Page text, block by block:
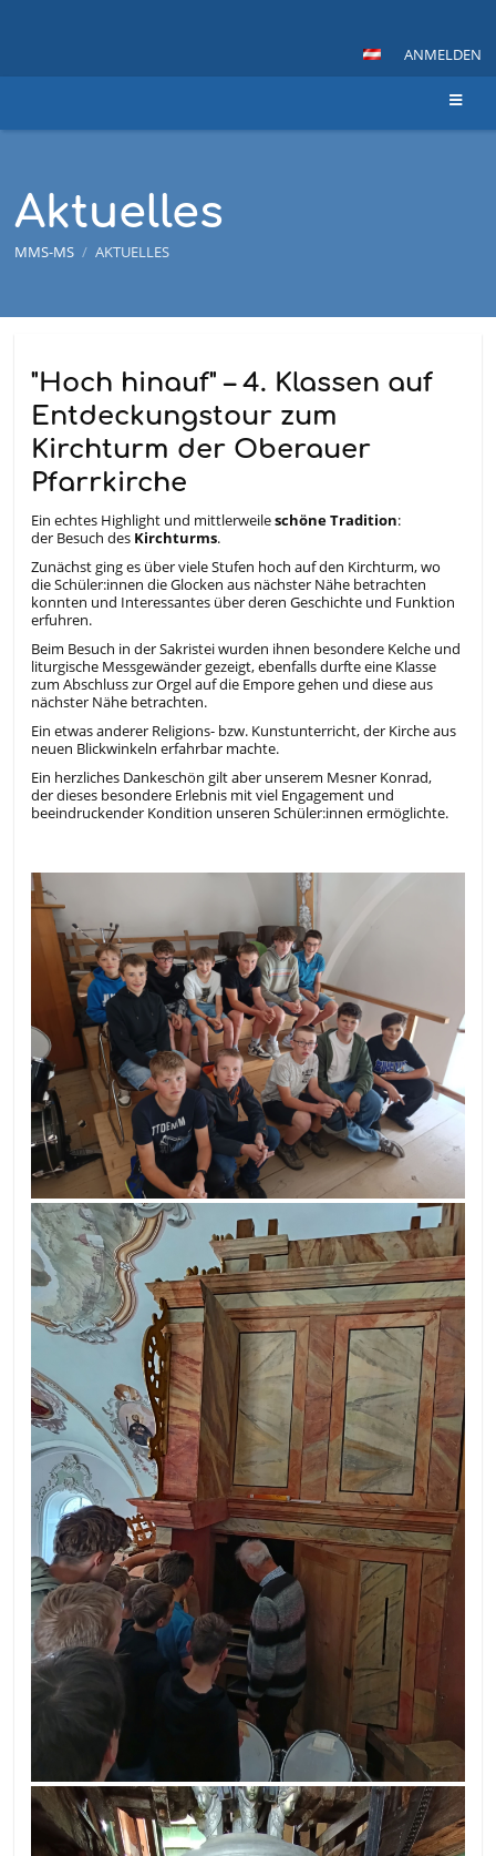
ANMELDEN
Aktuelles
MMS-MS / AKTUELLES
"Hoch hinauf" – 4. Klassen auf
Entdeckungstour zum
Kirchturm der Oberauer
Pfarrkirche
Ein echtes Highlight und mittlerweileschöne Tradition:
der Besuch des Kirchturms.
Zunächst ging es über viele Stufen hoch auf den Kirchturm, wo
die Schüler:innen die Glocken aus nächster Nähe betrachten
konnten und Interessantes über deren Geschichte und Funktion
erfuhren.
Beim Besuch in der Sakristei wurden ihnen besondere Kelche und
liturgische Messgewänder gezeigt, ebenfalls durfte eine Klasse
zum Abschluss zur Orgel auf die Empore gehen und diese aus
nächster Nähe betrachten.
Ein etwas anderer Religions- bzw. Kunstunterricht, der Kirche aus
neuen Blickwinkeln erfahrbar machte.
Ein herzliches Dankeschön gilt aber unserem Mesner Konrad,
der dieses besondere Erlebnis mit viel Engagement und
beeindruckender Kondition unseren Schüler:innen ermöglichte.